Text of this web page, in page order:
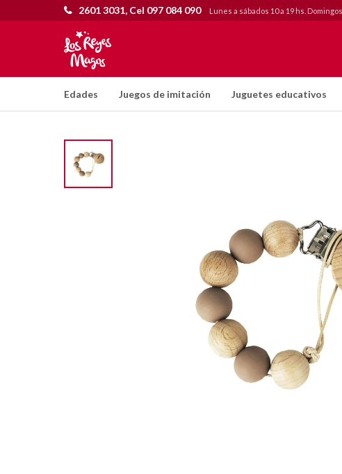
Edades Juegos de imitación Juguetes educativos
2601 3031, Cel 097 084 090 Lunes a sábados 10 a 19 hs.